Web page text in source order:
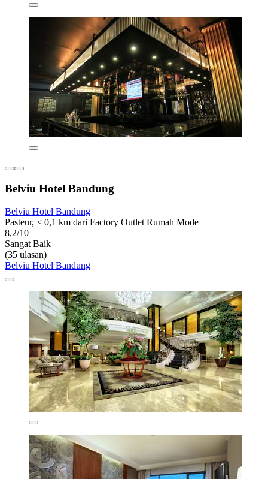
Belviu Hotel Bandung
Belviu Hotel Bandung
Pasteur, < 0,1 km dari Factory Outlet Rumah Mode
8,2/10
Sangat Baik
(35 ulasan)
Belviu Hotel Bandung